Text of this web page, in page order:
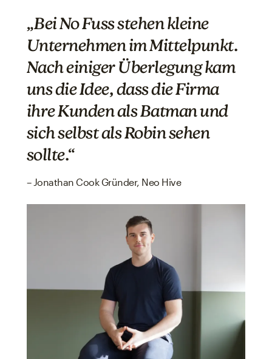
„Bei No Fuss stehen kleine
Unternehmen im Mittelpunkt.
Nach einiger Überlegung kam
uns die Idee, dass die Firma
ihre Kunden als Batman und
sich selbst als Robin sehen
sollte.“
– Jonathan Cook Gründer, Neo Hive